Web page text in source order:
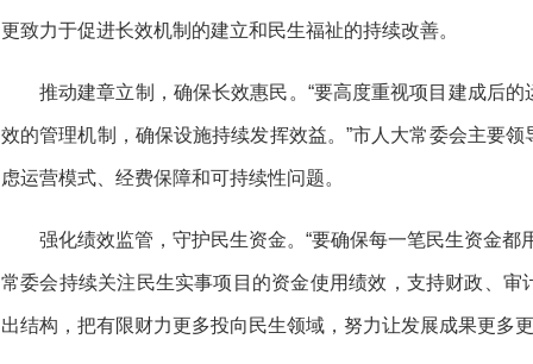
更致力于促进长效机制的建立和民生福祉的持续改善。
推动建章立制，确保长效惠民。“要高度重视项目建成后
效的管理机制，确保设施持续发挥效益。”市人大常委会主要
虑运营模式、经费保障和可持续性问题。
强化绩效监管，守护民生资金。“要确保每一笔民生资金都
常委会持续关注民生实事项目的资金使用绩效，支持财政、
出结构，把有限财力更多投向民生领域，努力让发展成果更多